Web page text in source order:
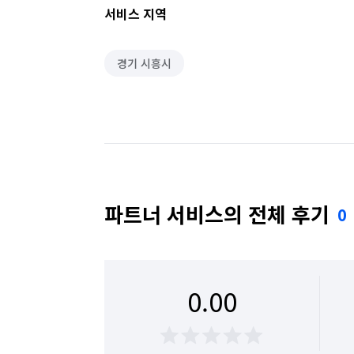
서비스 지역
경기 시흥시
파트너 서비스의 전체 후기 0
0.00